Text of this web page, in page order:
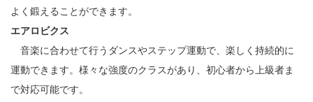
よく鍛えることができます。
エアロビクス
音楽に合わせて行うダンスやステップ運動で、楽しく持続的に
運動できます。様々な強度のクラスがあり、初心者から上級者ま
で対応可能です。